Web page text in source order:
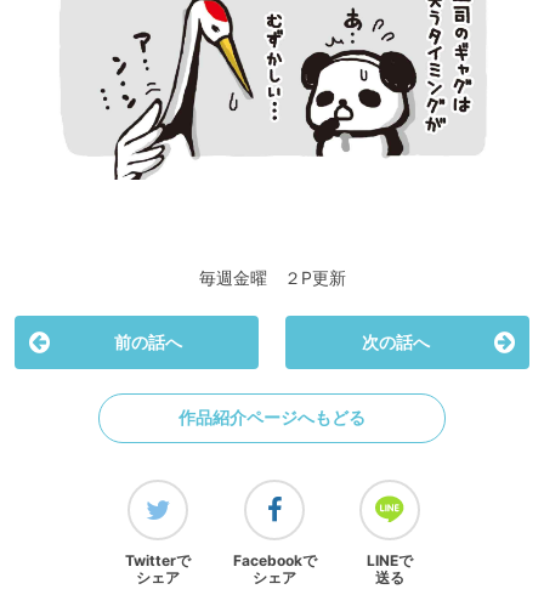
毎週金曜 ２P更新
前の話へ 次の話へ
作品紹介ページへもどる
Twitterで
シェア
Facebookで
シェア
LINEで
送る